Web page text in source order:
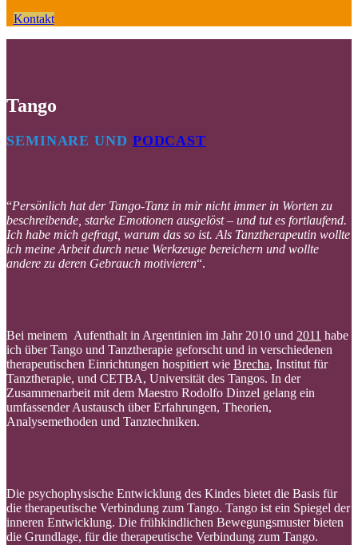
Kontakt
Tango
SEMINARE UND PODCAST
“Persönlich hat der Tango-Tanz in mir nicht immer in Worten zu
beschreibende, starke Emotionen ausgelöst – und tut es fortlaufend.
Ich habe mich gefragt, warum das so ist. Als Tanztherapeutin wollte
ich meine Arbeit durch neue Werkzeuge bereichern und wollte
andere zu deren Gebrauch motivieren“.
Bei meinem Aufenthalt in Argentinien im Jahr 2010 und 2011 habe
ich über Tango und Tanztherapie geforscht und in verschiedenen
therapeutischen Einrichtungen hospitiert wie Brecha, Institut für
Tanztherapie, und CETBA, Universität des Tangos. In der
Zusammenarbeit mit dem Maestro Rodolfo Dinzel gelang ein
umfassender Austausch über Erfahrungen, Theorien,
Analysemethoden und Tanztechniken.
Die psychophysische Entwicklung des Kindes bietet die Basis für
die therapeutische Verbindung zum Tango. Tango ist ein Spiegel der
inneren Entwicklung. Die frühkindlichen Bewegungsmuster bieten
die Grundlage, für die therapeutische Verbindung zum Tango.